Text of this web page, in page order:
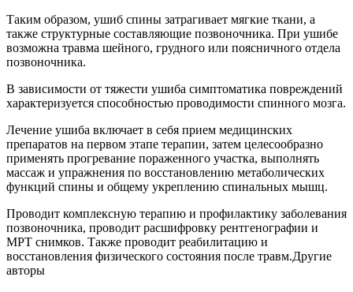
Таким образом, ушиб спины затрагивает мягкие ткани, а
также структурные составляющие позвоночника. При ушибе
возможна травма шейного, грудного или поясничного отдела
позвоночника.
В зависимости от тяжести ушиба симптоматика повреждений
характеризуется способностью проводимости спинного мозга.
Лечение ушиба включает в себя прием медицинских
препаратов на первом этапе терапии, затем целесообразно
применять прогревание пораженного участка, выполнять
массаж и упражнения по восстановлению метаболических
функций спины и общему укреплению спинальных мышц.
Проводит комплексную терапию и профилактику заболевания
позвоночника, проводит расшифровку рентгенографии и
МРТ снимков. Также проводит реабилитацию и
восстановления физического состояния после травм.Другие
авторы